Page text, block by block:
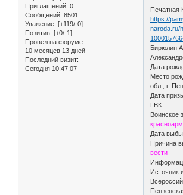
Приглашений: 0
Сообщений: 8501
Уважение: [+119/-0]
Позитив: [+0/-1]
Провел на форуме:
10 месяцев 13 дней
Последний визит:
Сегодня 10:47:07
Печатная
https://
naroda.ru/
Бирюлин
Дата
Место
обл., г.
Дата
ГВК
Воинское
Дата
Причина
вести
Источник